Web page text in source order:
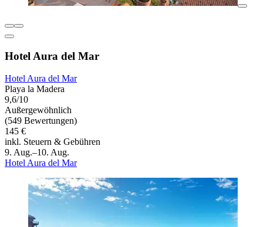
Hotel Aura del Mar
Hotel Aura del Mar
Playa la Madera
9,6/10
Außergewöhnlich
(549 Bewertungen)
145 €
inkl. Steuern & Gebühren
9. Aug.–10. Aug.
Hotel Aura del Mar